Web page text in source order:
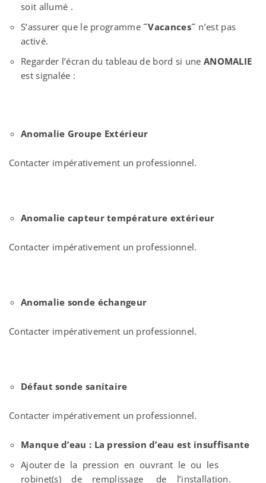
soit allumé .
S’assurer que le programme˝Vacances˝ n’est pas
activé.
Regarder l’écran du tableau de bord si une ANOMALIE
est signalée :
Anomalie Groupe Extérieur
Contacter impérativement un professionnel.
Anomalie capteur température extérieur
Contacter impérativement un professionnel.
Anomalie sonde échangeur
Contacter impérativement un professionnel.
Défaut sonde sanitaire
Contacter impérativement un professionnel.
Manque d’eau : La pression d’eau est insuffisante
Ajouter de la pression en ouvrant le ou les
robinet(s) de remplissage de l’installation.